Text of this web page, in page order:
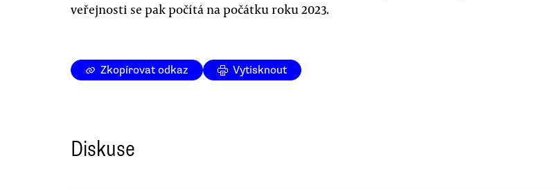
veřejnosti se pak počítá na počátku roku 2023.
Zkopírovat odkaz Vytisknout
Diskuse